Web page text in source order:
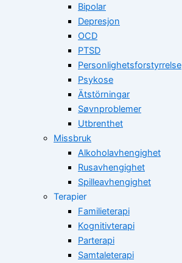
Bipolar
Depresjon
OCD
PTSD
Personlighetsforstyrrelse
Psykose
Ätstörningar
Søvnproblemer
Utbrenthet
Missbruk
Alkoholavhengighet
Rusavhengighet
Spilleavhengighet
Terapier
Familieterapi
Kognitivterapi
Parterapi
Samtaleterapi